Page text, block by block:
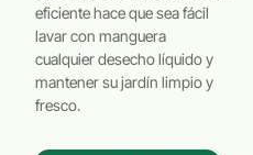
eficiente hace que sea fácil
lavar con manguera
cualquier desecho líquido y
mantener su jardín limpio y
fresco.